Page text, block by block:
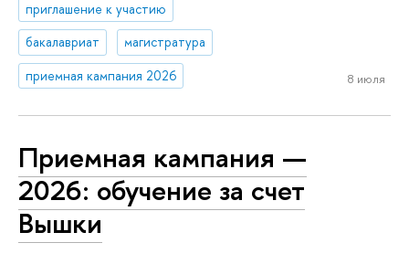
приглашение к участию
бакалавриат
магистратура
приемная кампания 2026
8 июля
Приемная кампания —
2026: обучение за счет
Вышки